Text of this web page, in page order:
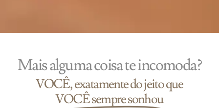
Mais alguma coisa te incomoda?
VOCÊ, exatamente do jeito que
VOCÊ sempre sonhou